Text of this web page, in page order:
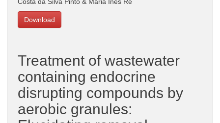
Download
Treatment of wastewater
containing endocrine
disrupting compounds by
aerobic granules: